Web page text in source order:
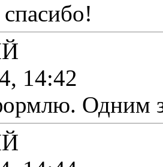
14:42
Одним